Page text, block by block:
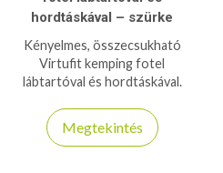
hordtáskával – szürke
Kényelmes, összecsukható
Virtufit kemping fotel
lábtartóval és hordtáskával.
pihenéshez kempingezés vagy
strandolás közben.
Megtekintés